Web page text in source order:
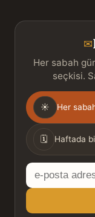
✉
Her sabah
seçkisi.
Gönderim
sıklığı
☀ Her
🗓 Haftada
E-
posta
adresiniz